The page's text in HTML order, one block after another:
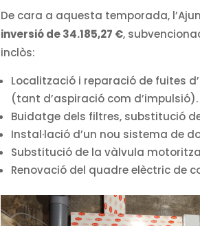
De cara a aquesta temporada,
inversió de 34.185,27 €,
inclòs:
Localització i reparació de fuites
(tant d’aspiració com d’impulsió).
Buidatge dels filtres, substitució
Instal·lació d’un nou sistema de
Substitució de la vàlvula
Renovació del quadre elèctric de